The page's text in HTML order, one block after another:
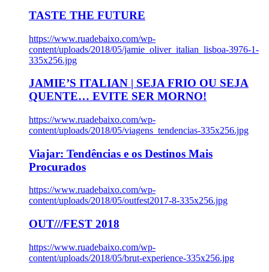
TASTE THE FUTURE
https://www.ruadebaixo.com/wp-
content/uploads/2018/05/jamie_oliver_italian_lisboa-3976-1-
335x256.jpg
JAMIE’S ITALIAN | SEJA FRIO OU SEJA
QUENTE… EVITE SER MORNO!
https://www.ruadebaixo.com/wp-
content/uploads/2018/05/viagens_tendencias-335x256.jpg
Viajar: Tendências e os Destinos Mais
Procurados
https://www.ruadebaixo.com/wp-
content/uploads/2018/05/outfest2017-8-335x256.jpg
OUT///FEST 2018
https://www.ruadebaixo.com/wp-
content/uploads/2018/05/brut-experience-335x256.jpg